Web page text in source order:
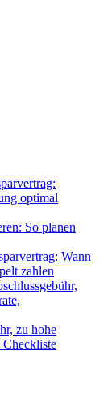
optimal
So planen
Wann
zahlen
zu hohe
Checkliste